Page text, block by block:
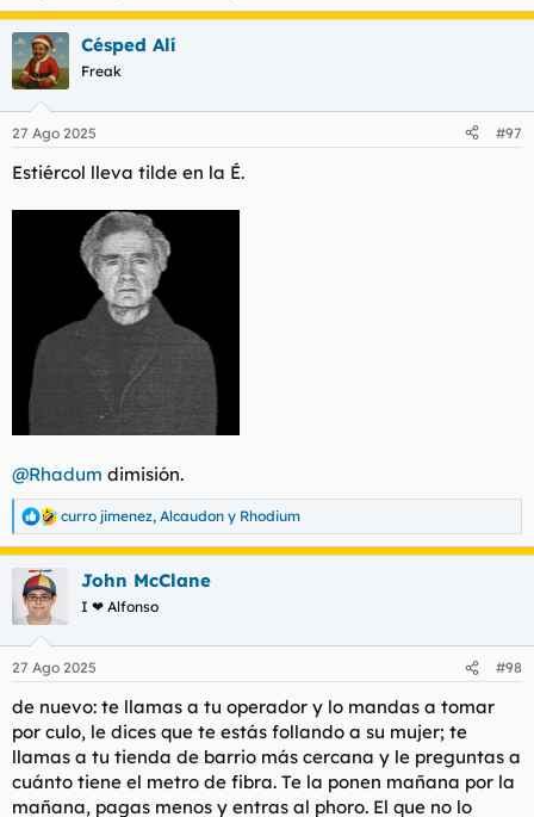
Césped Alí
Freak
27 Ago 2025 #97
Estiércol lleva tilde en la É.
@Rhadum dimisión.
R
e
a
c
c
e
:
curro jimenez, Alcaudon y Rhodium
John McClane
I ❤ Alfonso
27 Ago 2025 #98
de nuevo: te llamas a tu operador y lo mandas a tomar
por culo, le dices que te estás follando a su mujer; te
llamas a tu tienda de barrio más cercana y le preguntas a
cuánto tiene el metro de fibra. Te la ponen mañana por la
mañana, pagas menos y entras al phoro. El que no lo